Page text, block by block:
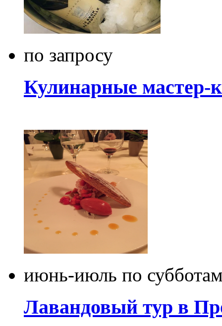
по запросу
Кулинарные мастер-
июнь-июль по
Лавандовый тур в